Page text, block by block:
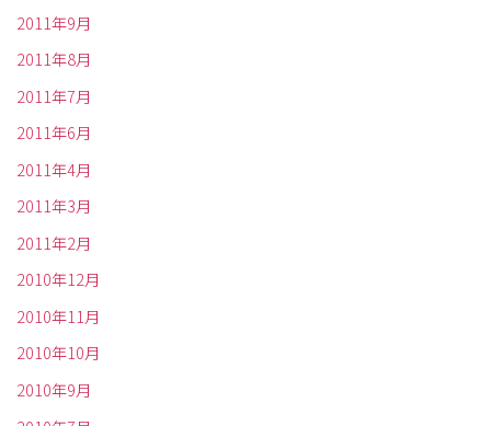
2011年9月
2011年8月
2011年7月
2011年6月
2011年4月
2011年3月
2011年2月
2010年12月
2010年11月
2010年10月
2010年9月